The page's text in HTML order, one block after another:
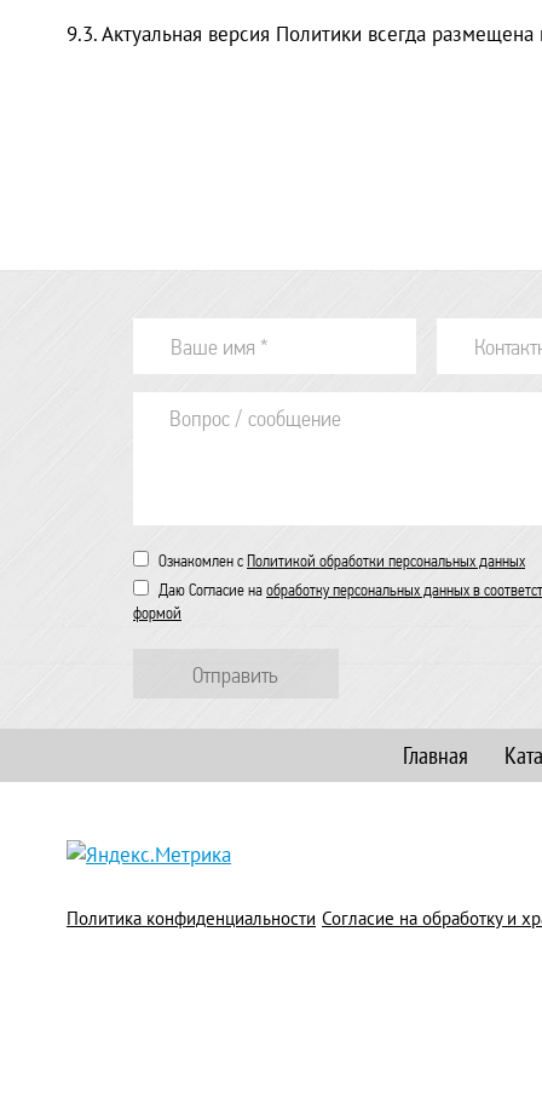
9.3. Актуальная версия Политики всегда
Ознакомлен сПолитикой обработки персональных данных
Даю Согласие наобработку персональных данных в
формой
Отправить
Главная
Политика конфиденциальности Согласие на обработку и